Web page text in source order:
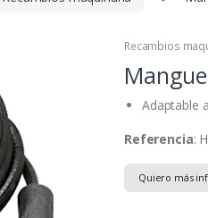
Recambios
Adaptable
Referencia:
Quiero más